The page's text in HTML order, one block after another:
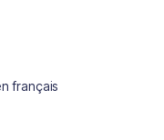
français